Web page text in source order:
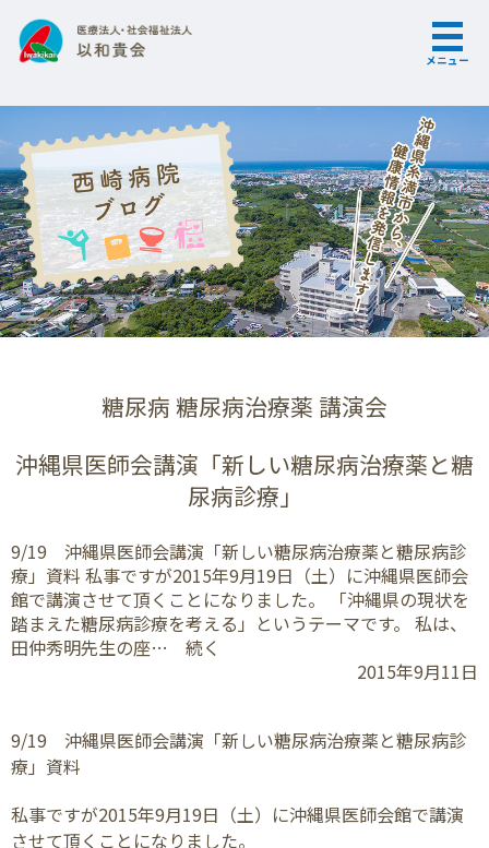
糖尿病 糖尿病治療薬 講演会
沖縄県医師会講演「新しい糖尿病治療薬と糖
尿病診療」
9/19 沖縄県医師会講演「新しい糖尿病治療薬と糖尿病診
療」資料 私事ですが2015年9月19日（土）に沖縄県医師会
館で講演させて頂くことになりました。 「沖縄県の現状を
踏まえた糖尿病診療を考える」というテーマです。 私は、
田仲秀明先生の座… 続く
2015年9月11日
9/19 沖縄県医師会講演「新しい糖尿病治療薬と糖尿病診
療」資料
私事ですが2015年9月19日（土）に沖縄県医師会館で講演
させて頂くことになりました。
メニュー